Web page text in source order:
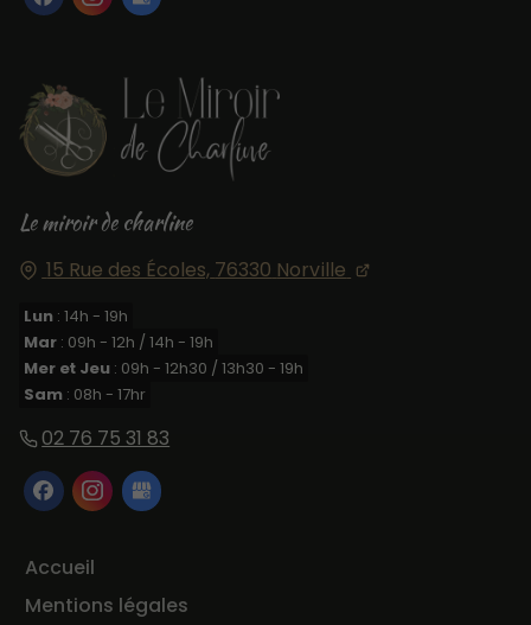
Le miroir de charline
15 Rue des Écoles, 76330 Norville
Lun : 14h - 19h
Mar : 09h - 12h / 14h - 19h
Mer et Jeu : 09h - 12h30 / 13h30 - 19h
Sam : 08h - 17hr
02 76 75 31 83
Accueil
Mentions légales